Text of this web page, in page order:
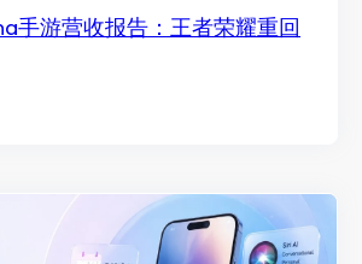
手游营收报告：王者荣耀重回